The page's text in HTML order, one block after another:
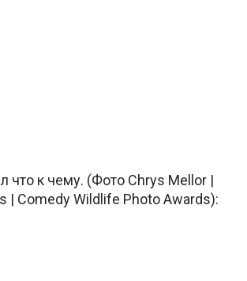
что к чему. (Фото Chrys Mellor |
| Comedy Wildlife Photo Awards):